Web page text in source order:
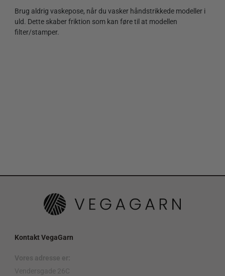
Brug aldrig vaskepose, når du vasker håndstrikkede modeller i
uld. Dette skaber friktion som kan føre til at modellen
filter/stamper.
Kontakt VegaGarn
Vores adresse er:
Vendersgade 26C